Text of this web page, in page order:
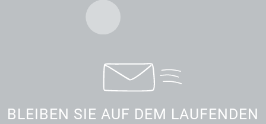
BLEIBEN SIE AUF DEM LAUFENDEN